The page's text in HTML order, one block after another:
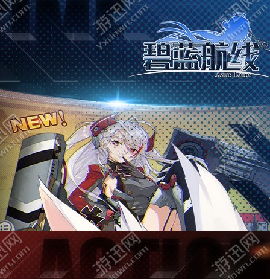
边境隔离模拟器修改版